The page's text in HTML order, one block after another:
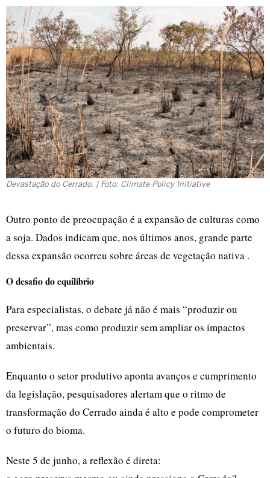
Devastação do Cerrado. | Foto: Climate Policy Initiative
Outro ponto de preocupação é a expansão de culturas como
a soja. Dados indicam que, nos últimos anos, grande parte
dessa expansão ocorreu sobre áreas de vegetação nativa .
O desafio do equilíbrio
Para especialistas, o debate já não é mais “produzir ou
preservar”, mas como produzir sem ampliar os impactos
ambientais.
Enquanto o setor produtivo aponta avanços e cumprimento
da legislação, pesquisadores alertam que o ritmo de
transformação do Cerrado ainda é alto e pode comprometer
o futuro do bioma.
Neste 5 de junho, a reflexão é direta: